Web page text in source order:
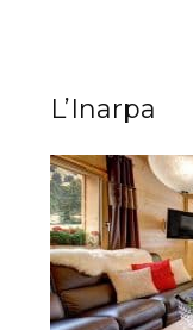
L’Inarpa